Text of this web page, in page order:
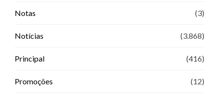
Notas (3)
Notícias (3.868)
Principal (416)
Promoções (12)